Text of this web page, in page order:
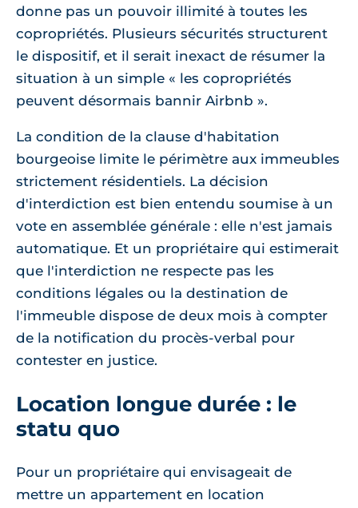
donne pas un pouvoir illimité à toutes les
copropriétés. Plusieurs sécurités structurent
le dispositif, et il serait inexact de résumer la
situation à un simple « les copropriétés
peuvent désormais bannir Airbnb ».
La condition de la clause d'habitation
bourgeoise limite le périmètre aux immeubles
strictement résidentiels. La décision
d'interdiction est bien entendu soumise à un
vote en assemblée générale : elle n'est jamais
automatique. Et un propriétaire qui estimerait
que l'interdiction ne respecte pas les
conditions légales ou la destination de
l'immeuble dispose de deux mois à compter
de la notification du procès-verbal pour
contester en justice.
Location longue durée : le
statu quo
Pour un propriétaire qui envisageait de
mettre un appartement en location